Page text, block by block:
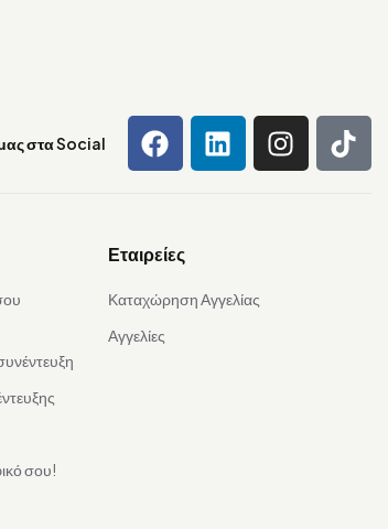
στα Social
σου!
Εταιρείες
Καταχώρηση Αγγελίας
Αγγελίες